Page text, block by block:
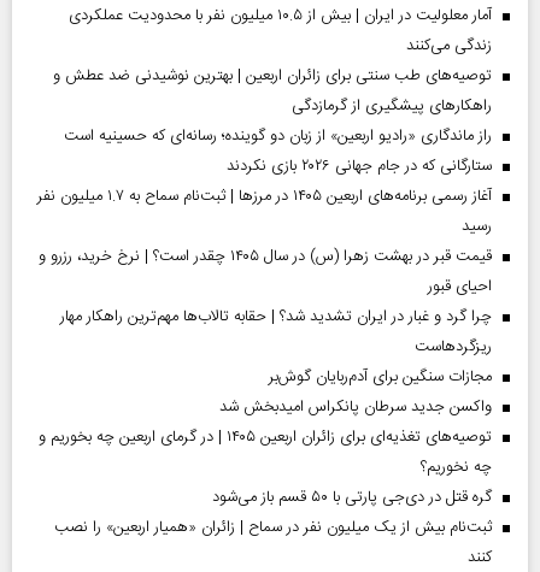
آمار معلولیت در ایران | بیش از ۱۰.۵ میلیون نفر با محدودیت عملکردی
زندگی می‌کنند
توصیه‌های طب سنتی برای زائران اربعین | بهترین نوشیدنی ضد عطش و
راهکارهای پیشگیری از گرمازدگی
راز ماندگاری «رادیو اربعین» از زبان دو گوینده؛ رسانه‌ای که حسینیه است
ستارگانی که در جام جهانی ۲۰۲۶ بازی نکردند
آغاز رسمی برنامه‌های اربعین ۱۴۰۵ در مرز‌ها | ثبت‌نام سماح به ۱.۷ میلیون نفر
رسید
قیمت قبر در بهشت زهرا (س) در سال ۱۴۰۵ چقدر است؟ | نرخ خرید، رزرو و
احیای قبور
چرا گرد و غبار در ایران تشدید شد؟ | حقابه تالاب‌ها مهم‌ترین راهکار مهار
ریزگردهاست
مجازات سنگین برای آدم‌ربایان گوش‌بر
واکسن جدید سرطان پانکراس امیدبخش شد
توصیه‌های تغذیه‌ای برای زائران اربعین ۱۴۰۵ | در گرمای اربعین چه بخوریم و
چه نخوریم؟
گره قتل در دی‌جی پارتی با ۵۰ قسم باز می‌شود
ثبت‌نام بیش از یک میلیون نفر در سماح | زائران «همیار اربعین» را نصب
کنند